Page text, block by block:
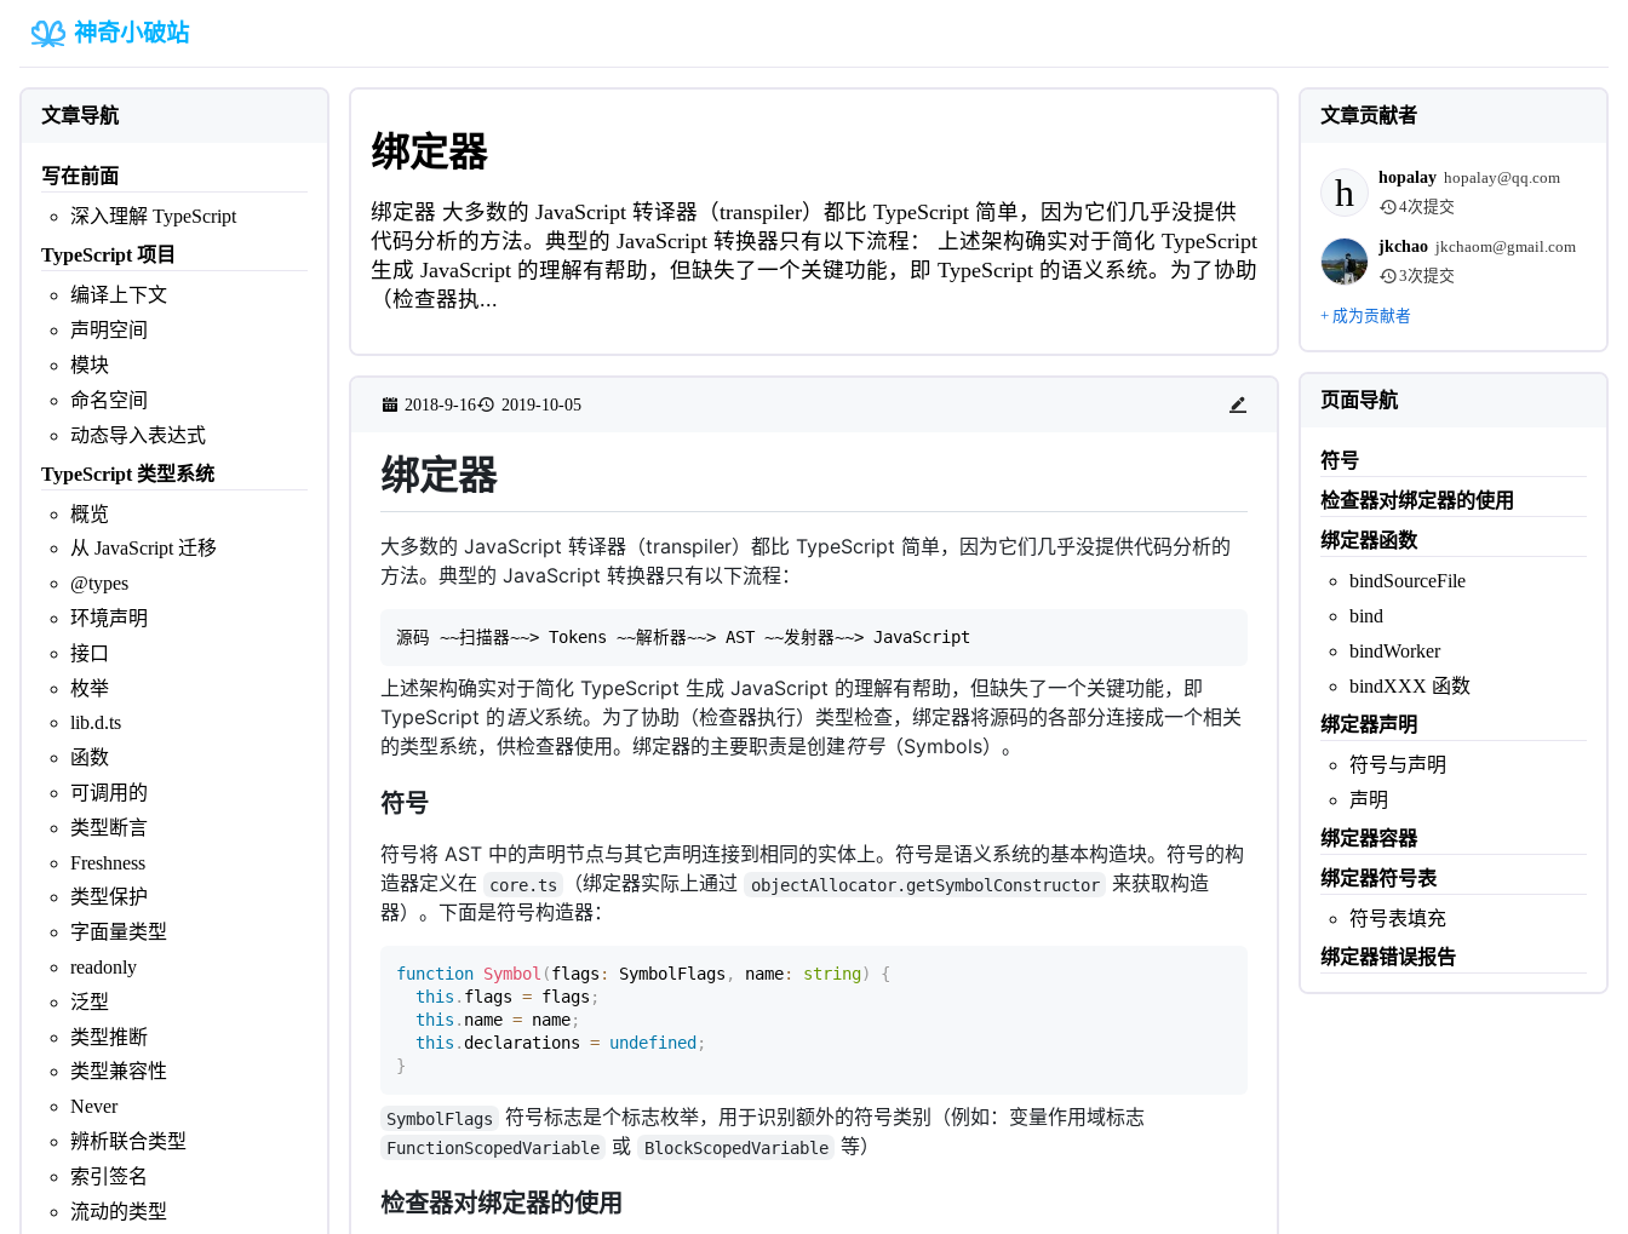
神奇小破站
文章导航
写在前面
深入理解 TypeScript
TypeScript 项目
编译上下文
声明空间
模块
命名空间
动态导入表达式
TypeScript 类型系统
概览
从 JavaScript 迁移
@types
环境声明
接口
枚举
lib.d.ts
函数
可调用的
类型断言
Freshness
类型保护
字面量类型
readonly
泛型
类型推断
类型兼容性
Never
辨析联合类型
索引签名
流动的类型
绑定器
绑定器 大多数的 JavaScript 转译器（transpiler）都比 TypeScript 简单，因为它们几乎没提供
代码分析的方法。典型的 JavaScript 转换器只有以下流程： 上述架构确实对于简化 TypeScript
生成 JavaScript 的理解有帮助，但缺失了一个关键功能，即 TypeScript 的语义系统。为了协助
（检查器执...
2018-9-16 2019-10-05
绑定器
大多数的 JavaScript 转译器（transpiler）都比 TypeScript 简单，因为它们几乎没提供代码分析的
方法。典型的 JavaScript 转换器只有以下流程：
源码 ~~扫描器~~> Tokens ~~解析器~~> AST ~~发射器~~> JavaScript
上述架构确实对于简化 TypeScript 生成 JavaScript 的理解有帮助，但缺失了一个关键功能，即
TypeScript 的语义系统。为了协助（检查器执行）类型检查，绑定器将源码的各部分连接成一个相关
的类型系统，供检查器使用。绑定器的主要职责是创建符号（Symbols）。
符号
符号将 AST 中的声明节点与其它声明连接到相同的实体上。符号是语义系统的基本构造块。符号的构
造器定义在
core.ts （绑定器实际上通过 objectAllocator.getSymbolConstructor
来获取构造
器）。下面是符号构造器：
function Symbol (flags : SymbolFlags , name: string)
{
this . flags = flags ;
this . name = name;
this .declarations = undefined ;
}
SymbolFlags 符号标志是个标志枚举，用于识别额外的符号类别（例如：变量作用域标志
FunctionScopedVariable 或 BlockScopedVariable 等）
检查器对绑定器的使用
文章贡献者
h hopalay hopalay@qq.com
4次提交
jkchao jkchaom@gmail.com
3次提交
+ 成为贡献者
页面导航
符号
检查器对绑定器的使用
绑定器函数
bindSourceFile
bind
bindWorker
bindXXX 函数
绑定器声明
符号与声明
声明
绑定器容器
绑定器符号表
符号表填充
绑定器错误报告